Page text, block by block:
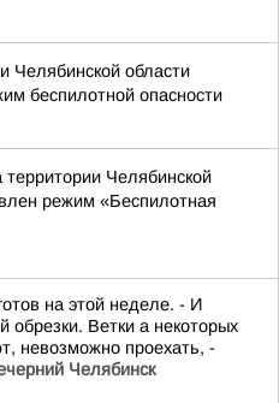
Челябинской области
беспилотной опасности
Челябинской
режим «Беспилотная
на этой неделе. - И
обрезки. Ветки а некоторых
невозможно проехать, -
Челябинск